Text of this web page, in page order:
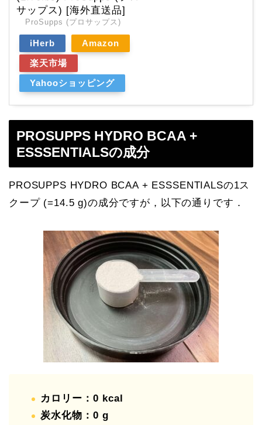
サップス) [海外直送品]
ProSupps (プロサップス)
iHerb
Amazon
楽天市場
Yahooショッピング
PROSUPPS HYDRO BCAA +
ESSSENTIALSの成分
PROSUPPS HYDRO BCAA + ESSSENTIALSの1ス
クープ (=14.5 g)の成分ですが，以下の通りです．
カロリー：0 kcal
炭水化物：0 g